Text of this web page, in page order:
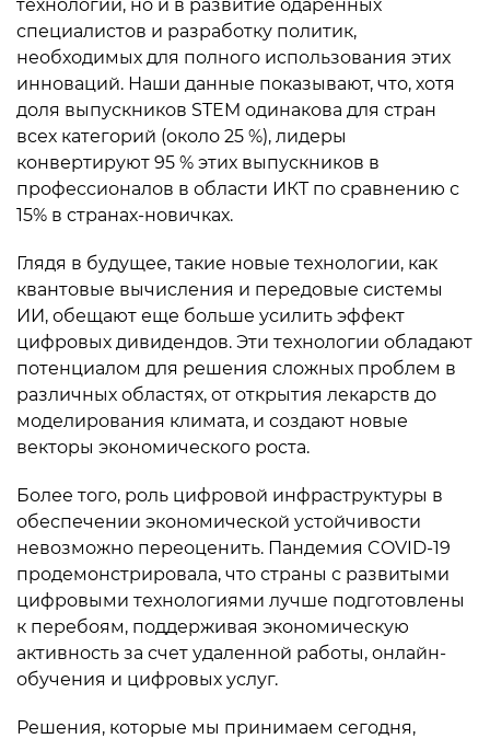
технологии, но и в развитие одаренных
специалистов и разработку политик,
необходимых для полного использования этих
инноваций. Наши данные показывают, что, хотя
доля выпускников STEM одинакова для стран
всех категорий (около 25 %), лидеры
конвертируют 95 % этих выпускников в
профессионалов в области ИКТ по сравнению с
15% в странах-новичках.
Глядя в будущее, такие новые технологии, как
квантовые вычисления и передовые системы
ИИ, обещают еще больше усилить эффект
цифровых дивидендов. Эти технологии обладают
потенциалом для решения сложных проблем в
различных областях, от открытия лекарств до
моделирования климата, и создают новые
векторы экономического роста.
Более того, роль цифровой инфраструктуры в
обеспечении экономической устойчивости
невозможно переоценить. Пандемия COVID-19
продемонстрировала, что страны с развитыми
цифровыми технологиями лучше подготовлены
к перебоям, поддерживая экономическую
активность за счет удаленной работы, онлайн-
обучения и цифровых услуг.
Решения, которые мы принимаем сегодня,